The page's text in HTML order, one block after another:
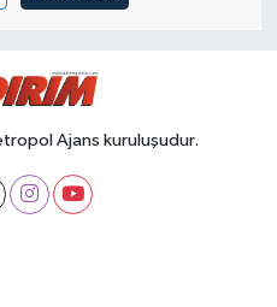
Ajans kuruluşudur.